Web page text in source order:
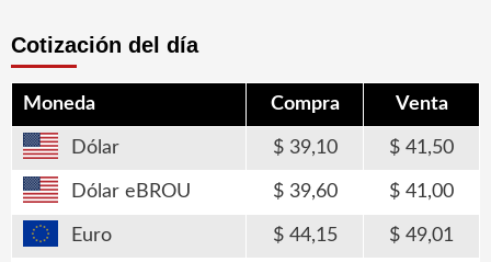
Cotización del día
Moneda Compra Venta
Dólar 39,10 41,50
Dólar eBROU 39,60 41,00
Euro 44,15 49,01